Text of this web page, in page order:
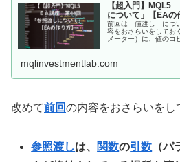
【超入門】
について」【EAの
前回は 値渡し につい
容をおさらいをしてお
メーター）に、値のコ
mqlinvestmentlab.com
改めて前回の内容をおさらいをし
参照渡しは、 関数の引数 （